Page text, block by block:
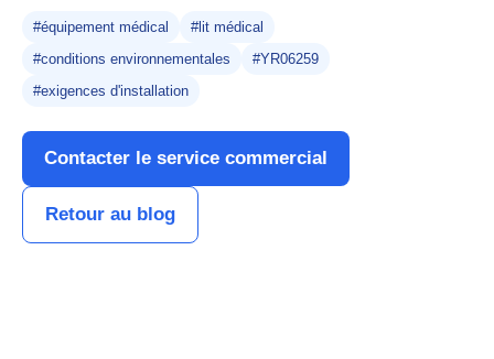
#équipement médical
#lit médical
#conditions environnementales
#YR06259
#exigences d'installation
Contacter le service commercial
Retour au blog